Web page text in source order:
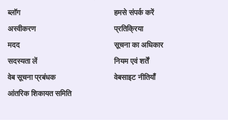
ब्लॉग हमसे संपर्क करें
अस्वीकरण प्रतिक्रिया
मदद सूचना का अधिकार
सदस्यता लें नियम एवं शर्तें
वेब सूचना प्रबंधक वेबसाइट नीतियाँ
आंतरिक शिकायत समिति